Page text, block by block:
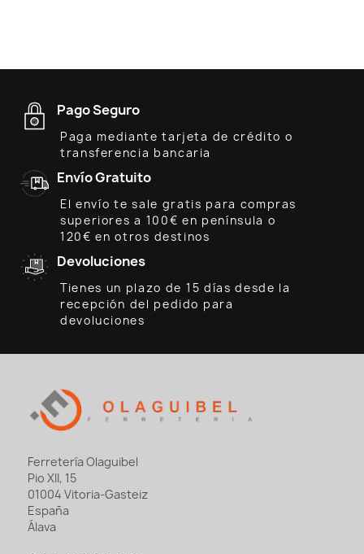
Pago Seguro
Paga mediante tarjeta de crédito o
transferencia bancaria
Envío Gratuito
El envío te sale gratis para compras
superiores a 100€ en península o
120€ en otros destinos
Devoluciones
Tienes un plazo de 15 días desde la
recepción del pedido para
devoluciones
Ferretería Olaguibel
Pio XII, 15
01004 Vitoria-Gasteiz
España
Álava